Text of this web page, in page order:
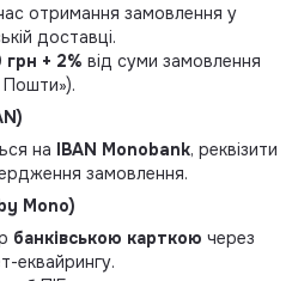
отримання замовлення у
доставці.
грн + 2% від суми замовлення
Пошти»).
на IBAN Monobank, реквізити
замовлення.
Mono)
банківською карткою через
еквайрингу.